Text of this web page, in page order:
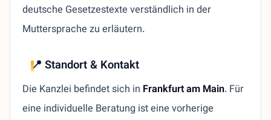
deutsche Gesetzestexte verständlich in der
Muttersprache zu erläutern.
📍 Standort & Kontakt
Die Kanzlei befindet sich in Frankfurt am Main. Für
eine individuelle Beratung ist eine vorherige